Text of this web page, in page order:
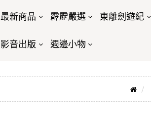
最新商品 霹靂嚴選 東離劍遊紀
影音出版 週邊小物